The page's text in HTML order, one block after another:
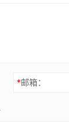
*邮箱：